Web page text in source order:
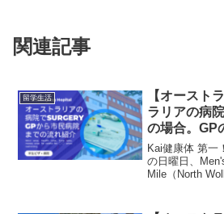
関連記事
留学生活
【オースト
ラリアの病
の場合。GP
での手術ま
用を紹介。
Kai健康体 第一
の日曜日、
Mile（North